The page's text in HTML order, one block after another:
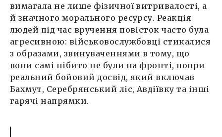
вимагала не лише фізичної витривалості, а
й значного морального ресурсу. Реакція
людей під час вручення повісток часто була
агресивною: військовослужбовці стикалися
з образами, звинуваченнями в тому, що
вони самі нібито не були на фронті, попри
реальний бойовий досвід, який включав
Бахмут, Серебрянський ліс, Авдіївку та інші
гарячі напрямки.